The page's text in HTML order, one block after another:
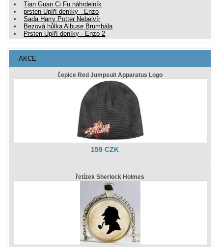
Tian Guan Ci Fu náhrdelník
prsten Upíří deníky - Enzo
Sada Harry Potter Nebelvír
Bezová hůlka Albuse Brumbála
Prsten Upíří deníky - Enzo 2
AKCE
čepice Red Jumpsuit Apparatus Logo
159 CZK
řetízek Sherlock Holmes